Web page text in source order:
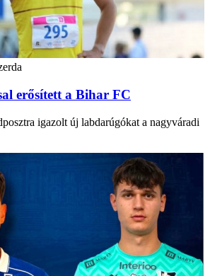
erősített a Bihar FC
igazolt új labdarúgókat a nagyváradi